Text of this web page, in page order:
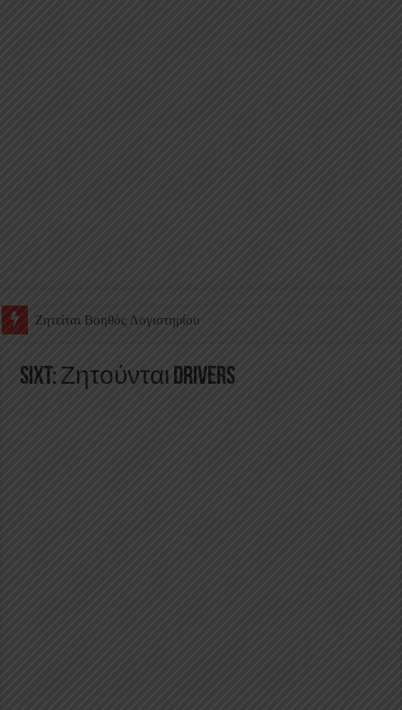
Ζητείται Υπάλληλος για γέμισμα και ανεφοδιασμό αυτόματων
Sixt: Ζητούνται Drivers